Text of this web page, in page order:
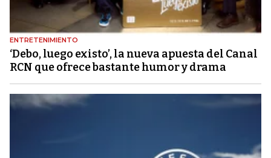
ENTRETENIMIENTO
‘Debo, luego existo’, la nueva apuesta del Canal
RCN que ofrece bastante humor y drama